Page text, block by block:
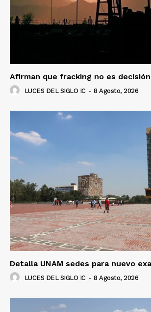
Afirman que fracking no es
LUCES DEL SIGLO IC - 8 Agosto, 2026
Detalla UNAM sedes para nuevo
LUCES DEL SIGLO IC - 8 Agosto, 2026